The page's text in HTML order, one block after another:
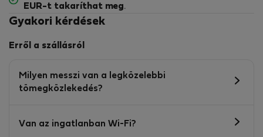
EUR-t takaríthat meg.
Gyakori kérdések
Erről a szállásról
Milyen messzi van a legközelebbi
tömegközlekedés?
Van az ingatlanban Wi-Fi?